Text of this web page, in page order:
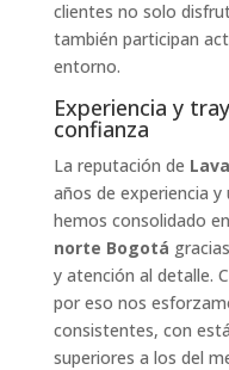
clientes no solo
también participan
entorno.
Experiencia y
confianza
La reputación de
años de experiencia y
hemos consolidado
norte Bogotá
y atención al detalle.
por eso nos
consistentes, con
superiores a los del